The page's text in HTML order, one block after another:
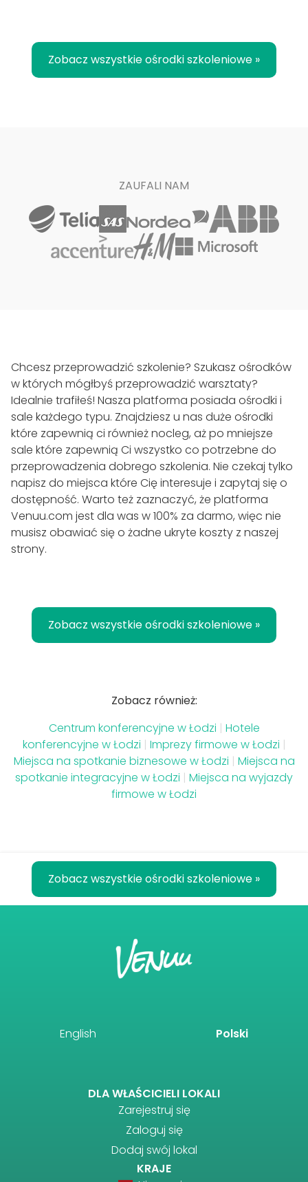
Zobacz wszystkie ośrodki szkoleniowe »
ZAUFALI NAM
Chcesz przeprowadzić szkolenie? Szukasz ośrodków
w których mógłbyś przeprowadzić warsztaty?
Idealnie trafiłeś! Nasza platforma posiada ośrodki i
sale każdego typu. Znajdziesz u nas duże ośrodki
które zapewnią ci również nocleg, aż po mniejsze
sale które zapewnią Ci wszystko co potrzebne do
przeprowadzenia dobrego szkolenia. Nie czekaj tylko
napisz do miejsca które Cię interesuje i zapytaj się o
dostępność. Warto też zaznaczyć, że platforma
Venuu.com jest dla was w 100% za darmo, więc nie
musisz obawiać się o żadne ukryte koszty z naszej
strony.
Zobacz wszystkie ośrodki szkoleniowe »
Zobacz również:
Centrum konferencyjne w Łodzi | Hotele
konferencyjne w Łodzi | Imprezy firmowe w Łodzi |
Miejsca na spotkanie biznesowe w Łodzi | Miejsca na
spotkanie integracyjne w Łodzi | Miejsca na wyjazdy
firmowe w Łodzi
Zobacz wszystkie ośrodki szkoleniowe »
English Polski
DLA WŁAŚCICIELI LOKALI
Zarejestruj się
Zaloguj się
Dodaj swój lokal
KRAJE